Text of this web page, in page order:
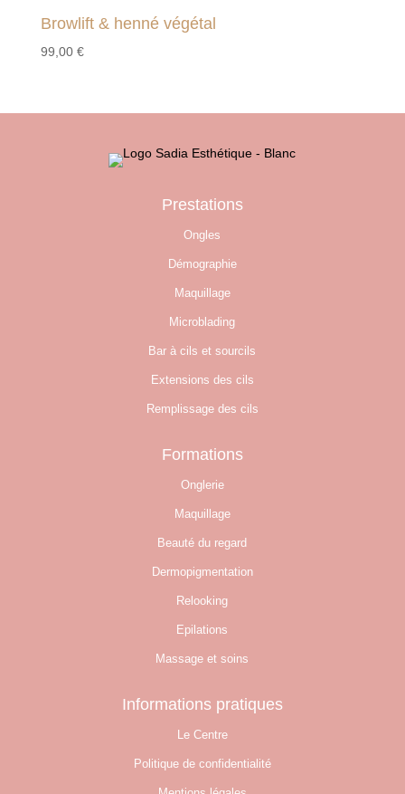
Browlift & henné végétal
99,00 €
Prestations
Ongles
Démographie
Maquillage
Microblading
Bar à cils et sourcils
Extensions des cils
Remplissage des cils
Formations
Onglerie
Maquillage
Beauté du regard
Dermopigmentation
Relooking
Epilations
Massage et soins
Informations pratiques
Le Centre
Politique de confidentialité